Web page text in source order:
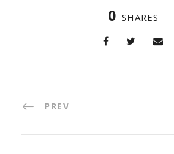
0 SHARES
PREV